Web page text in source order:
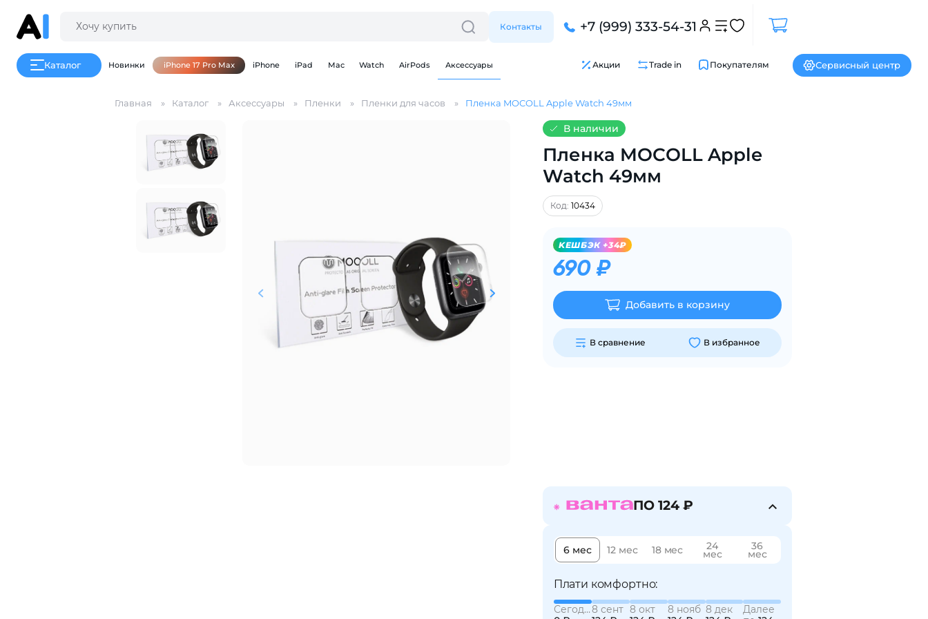
Контакты +7 (999) 333-54-31
Каталог Новинки iPhone 17 Pro Max iPhone iPad Mac Watch AirPods Аксессуары Акции Trade in Покупателям Сервисный центр
Главная Каталог Аксессуары Пленки Пленки для часов Пленка MOCOLL Apple Watch 49мм
В наличии
Пленка MOCOLL Apple
Watch 49мм
Код: 10434
KЕШБЭК +34₽
690 ₽
Добавить в корзину
В сравнение В избранное
ПО 124 ₽
6 мес 12 мес 18 мес 24
мес
36
мес
Плати комфортно:
Сегодня8 сент 8 окт
8 нояб 8 дек
Далее
на части
без переплат
График платежей